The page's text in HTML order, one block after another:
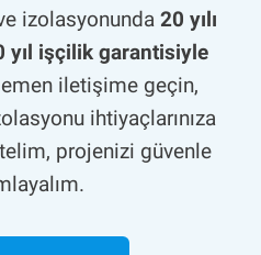
ve izolasyonunda 20 yılı
yıl işçilik garantisiyle
iletişime geçin,
ihtiyaçlarınıza
projenizi güvenle